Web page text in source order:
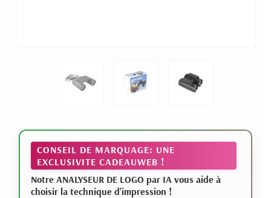
CONSEIL DE MARQUAGE: UNE
EXCLUSIVITE CADEAUWEB !
Notre ANALYSEUR DE LOGO par IA vous aide à
choisir la technique d'impression !